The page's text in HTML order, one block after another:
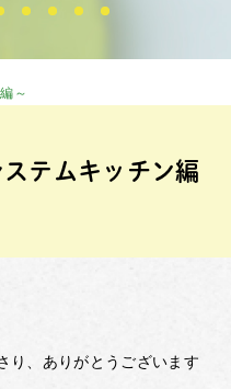
～
テムキッチン編
り、ありがとうございます